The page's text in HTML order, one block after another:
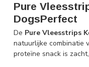
Pure
DogsPerfect
De Pure Vleesstrips
natuurlijke combinatie
proteïne snack is